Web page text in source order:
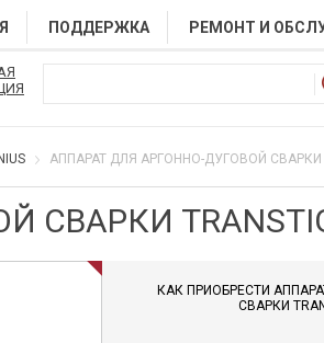
ПОДДЕРЖКА РЕМОНТ И
АППАРАТ ДЛЯ АРГОННО-ДУГОВОЙ СВАРКИ
КАК ПРИОБРЕСТИ
СВАРКИ